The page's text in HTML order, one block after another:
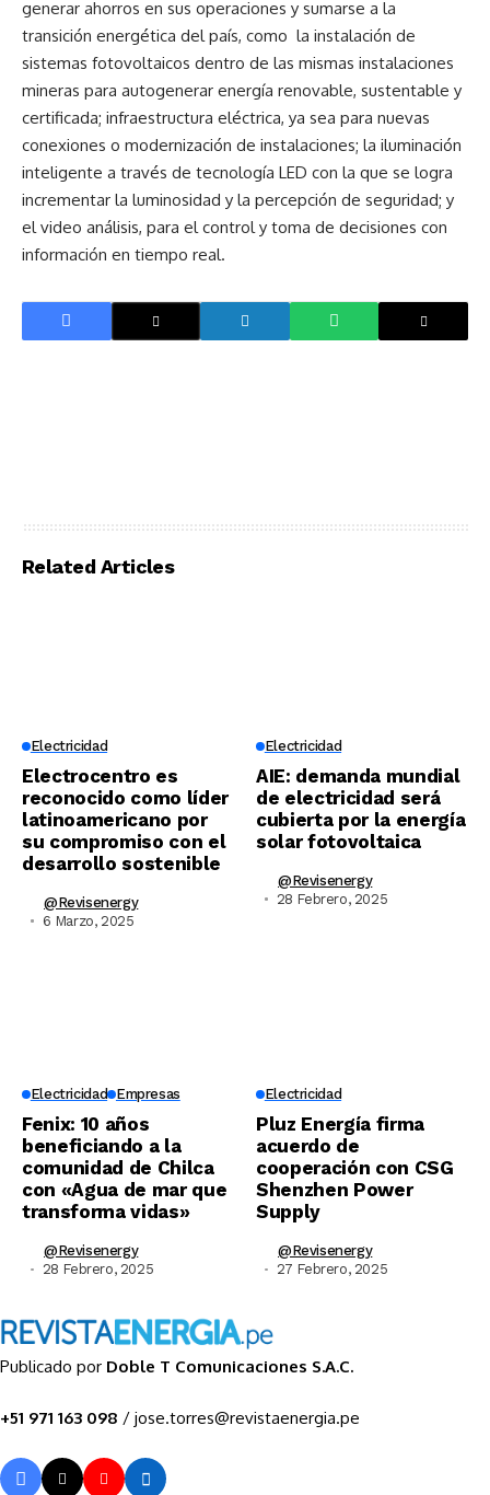
generar ahorros en sus operaciones y sumarse a la
transición energética del país, como la instalación de
sistemas fotovoltaicos dentro de las mismas instalaciones
mineras para autogenerar energía renovable, sustentable y
certificada; infraestructura eléctrica, ya sea para nuevas
conexiones o modernización de instalaciones; la iluminación
inteligente a través de tecnología LED con la que se logra
incrementar la luminosidad y la percepción de seguridad; y
el video análisis, para el control y toma de decisiones con
información en tiempo real.
Related Articles
Electricidad
Electrocentro es
reconocido como líder
latinoamericano por
su compromiso con el
desarrollo sostenible
@revisenergy
6 Marzo, 2025
Electricidad
AIE: demanda mundial
de electricidad será
cubierta por la energía
solar fotovoltaica
@revisenergy
28 Febrero, 2025
Electricidad Empresas
Fenix: 10 años
beneficiando a la
comunidad de Chilca
con «Agua de mar que
transforma vidas»
@revisenergy
28 Febrero, 2025
Electricidad
Pluz Energía firma
acuerdo de
cooperación con CSG
Shenzhen Power
Supply
@revisenergy
27 Febrero, 2025
Publicado por Doble T Comunicaciones S.A.C.
+51 971 163 098 / jose.torres@revistaenergia.pe